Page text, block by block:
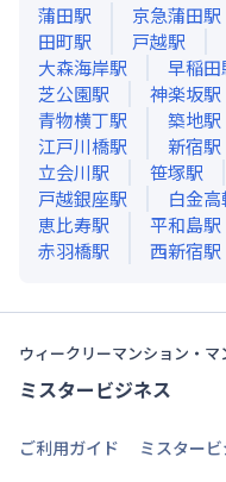
蒲田駅 京急蒲田駅
田町駅 戸越駅
大森海岸駅 早稲田
芝公園駅 神楽坂駅
青物横丁駅 築地駅
江戸川橋駅 新宿駅
立会川駅 笹塚駅
戸越銀座駅 白金
恵比寿駅 平和島駅
赤羽橋駅 西新宿駅
ウィークリーマンション・
ミスタービジネス
ご利用ガイド
ミスター